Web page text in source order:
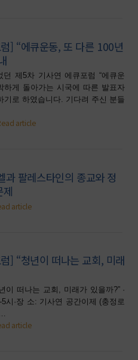
] “에큐운동, 또 다른 100년
제5차 기사연 에큐포럼 “에큐운
하게 돌아가는 시국에 따른 발표자
기로 하였습니다. 기다려 주신 분들
article
과 팔레스타인의 종교와 정
제
article
] “청년이 떠나는 교회, 미래
이 떠나는 교회, 미래가 있을까?” ·
시·장 소: 기사연 공간이제 (충정로
article